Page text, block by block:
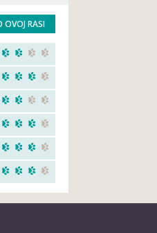
OVOJ RASI